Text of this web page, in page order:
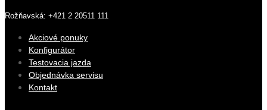
Rožňavská: +421 2 20511 111
Akciové ponuky
Konfigurátor
Testovacia jazda
Objednávka servisu
Kontakt